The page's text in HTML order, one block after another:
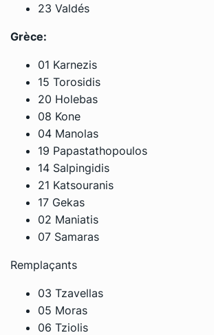
23 Valdés
Grèce:
01 Karnezis
15 Torosidis
20 Holebas
08 Kone
04 Manolas
19 Papastathopoulos
14 Salpingidis
21 Katsouranis
17 Gekas
02 Maniatis
07 Samaras
Remplaçants
03 Tzavellas
05 Moras
06 Tziolis